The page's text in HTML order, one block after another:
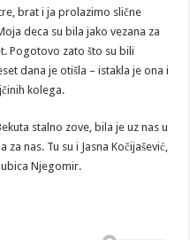
brat i ja prolazimo slične
deca su bila jako vezana za
Pogotovo zato što su bili
dana je otišla – istakla je ona i
kolega.
stalno zove, bila je uz nas u
nas. Tu su i Jasna Kočijašević,
Njegomir.